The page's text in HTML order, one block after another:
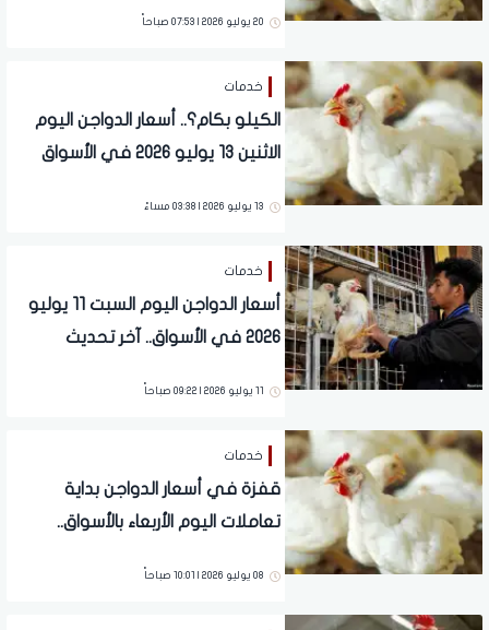
20 يوليو 2026 | 07:53 صباحاً
خدمات
الكيلو بكام؟.. أسعار الدواجن اليوم
الاثنين 13 يوليو 2026 في الأسواق
13 يوليو 2026 | 03:38 مساءً
خدمات
أسعار الدواجن اليوم السبت 11 يوليو
2026 في الأسواق.. آخر تحديث
11 يوليو 2026 | 09:22 صباحاً
خدمات
قفزة في أسعار الدواجن بداية
تعاملات اليوم الأربعاء بالأسواق..
08 يوليو 2026 | 10:01 صباحاً